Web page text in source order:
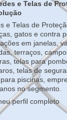
e Telas de
e Telas de
gatos e contra
em janelas,
terraços,
telas para
telas de
piscinas,
no segmento.
perfil completo